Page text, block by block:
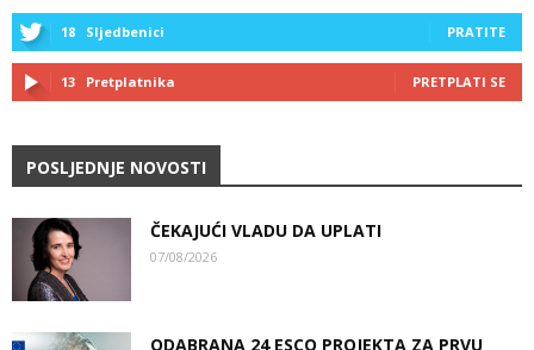
18 Sljedbenici PRATITE
13 Pretplatnika PRETPLATI SE
POSLJEDNJE NOVOSTI
ČEKAJUĆI VLADU DA UPLATI
07/08/2026
ODABRANA 24 ESCO PROJEKTA ZA PRVU